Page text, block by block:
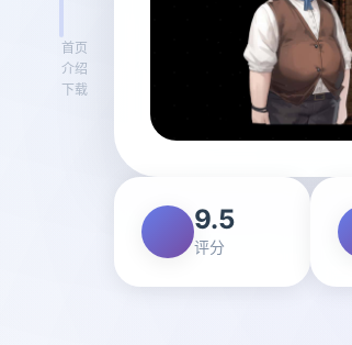
首页
介绍
下载
9.5
评分